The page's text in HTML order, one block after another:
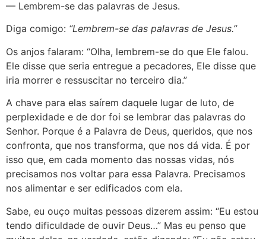
— Lembrem-se das palavras de Jesus.
Diga comigo: “Lembrem-se das palavras de Jesus.”
Os anjos falaram: “Olha, lembrem-se do que Ele falou.
Ele disse que seria entregue a pecadores, Ele disse que
iria morrer e ressuscitar no terceiro dia.”
A chave para elas saírem daquele lugar de luto, de
perplexidade e de dor foi se lembrar das palavras do
Senhor. Porque é a Palavra de Deus, queridos, que nos
confronta, que nos transforma, que nos dá vida. É por
isso que, em cada momento das nossas vidas, nós
precisamos nos voltar para essa Palavra. Precisamos
nos alimentar e ser edificados com ela.
Sabe, eu ouço muitas pessoas dizerem assim: “Eu estou
tendo dificuldade de ouvir Deus…” Mas eu penso que